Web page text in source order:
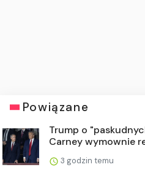
Powiązane
Trump o
Carney wymownie
3 godzin temu